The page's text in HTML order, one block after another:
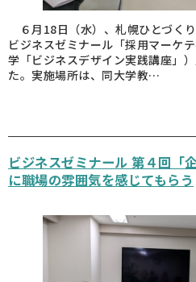
６月18日（水）、札幌ひとづく
ビジネスゼミナール「採用マーケ
学「ビジネスデザイン実践講座」
た。実施場所は、同大学教…
ビジネスゼミナール 第４回「
に職場の雰囲気を感じてもらう